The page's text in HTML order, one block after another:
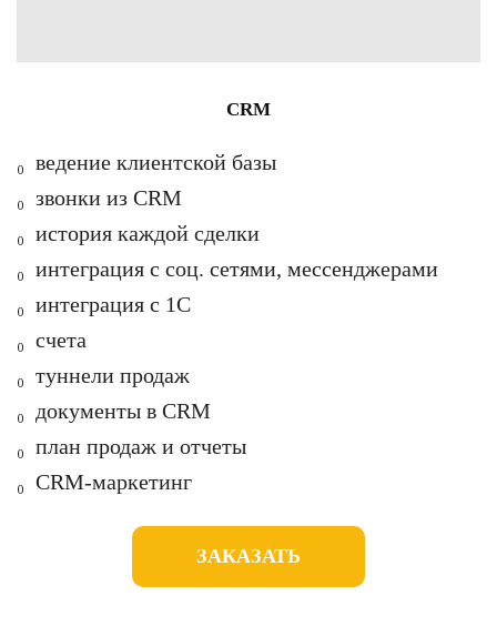
CRM
₀ ведение клиентской базы
₀ звонки из CRM
₀ история каждой сделки
₀ интеграция с соц. сетями, мессенджерами
₀ интеграция с 1С
₀ счета
₀ туннели продаж
₀ документы в CRM
₀ план продаж и отчеты
₀ CRM-маркетинг
ЗАКАЗАТЬ